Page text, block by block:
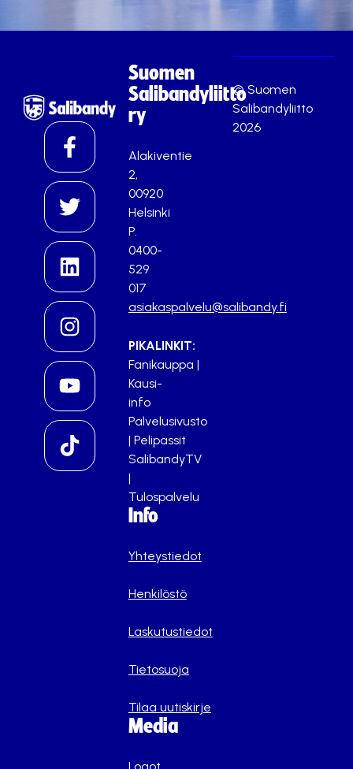
Suomen
Salibandyliitto
ry
Alakiventie
2,
00920
Helsinki
P.
0400-
529
017
asiakaspalvelu@salibandy.fi
PIKALINKIT:
Fanikauppa |
Kausi-
info
Palvelusivusto
| Pelipassit
SalibandyTV
|
Tulospalvelu
Info
Yhteystiedot
Henkilöstö
Laskutustiedot
Tietosuoja
Tilaa uutiskirje
Media
© Suomen
Salibandyliitto
2026